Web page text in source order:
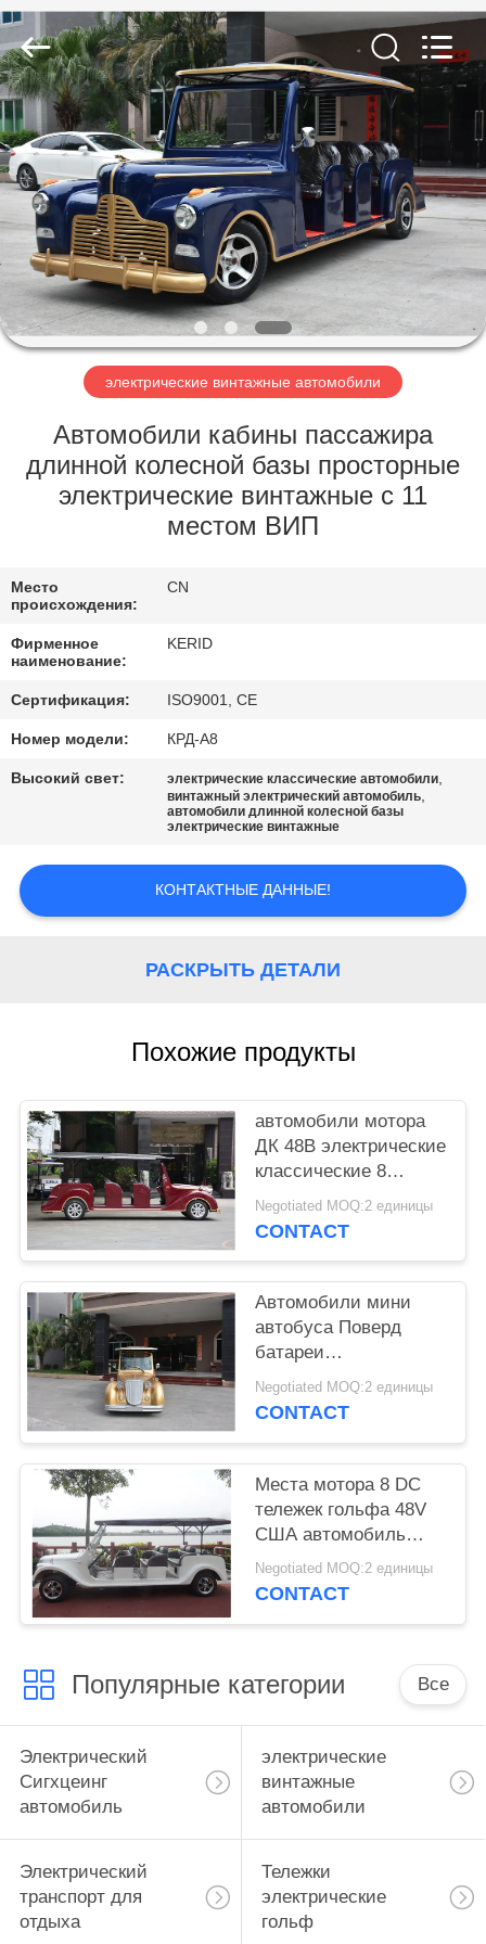
ДОМОЙ
ПРОДУКТЫ
ВИДЕОЗАПИСИ
О
НАС
ЭКСКУРСИЯ
ПО
ЗАВОДУ
КАЧЕСТВА
СВЯЖИТЕСЬ
С
НАМИ
ЗАПРОСИТЕ
ЦИТАТУ
КОНФИДЕНЦИАЛЬНОСТИ
Co,Ltd.
Rights
Reserved.
Developed
by
ECER
электрические винтажные автомобили
Автомобили кабины пассажира
длинной колесной базы просторные
электрические винтажные с 11
местом ВИП
Место
происхождения:
CN
Фирменное
наименование:
KERID
Сертификация: ISO9001, CE
Номер модели: КРД-А8
Высокий свет: электрические классические автомобили,
винтажный электрический автомобиль,
автомобили длинной колесной базы
электрические винтажные
КОНТАКТНЫЕ ДАННЫЕ!
РАСКРЫТЬ ДЕТАЛИ
Похожие продукты
автомобили мотора
ДК 48В электрические
классические 8
тележек гольфа
человека старых для
Negotiated MOQ:2 единицы
CONTACT
Автомобили мини
автобуса Поверд
батареи
электрические
винтажные с
рулем
Negotiated MOQ:2 единицы
CONTACT
Места мотора 8 DC
тележек гольфа 48V
США автомобиль
популярного
классического
Negotiated MOQ:2 единицы
CONTACT
Популярные категории Все
Электрический
Сигхцеинг
автомобиль
электрические
винтажные
автомобили
Электрический
транспорт для
отдыха
Тележки
электрические
гольф